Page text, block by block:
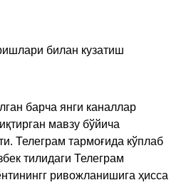
билан кузатиш
барча янги каналлар
мавзу бўйича
Телеграм тармоғида кўплаб
тилидаги Телеграм
ривожланишига ҳисса